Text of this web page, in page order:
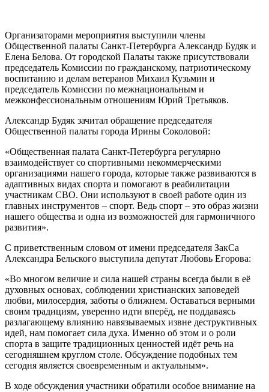
Организаторами мероприятия выступили члены
Общественной палаты Санкт-Петербурга Александр Будяк и
Елена Белова. От городской Палаты также присутствовали
председатель Комиссии по гражданскому, патриотическому
воспитанию и делам ветеранов Михаил Кузьмин и
председатель Комиссии по межнациональным и
межконфессиональным отношениям Юрий Третьяков.
Александр Будяк зачитал обращение председателя
Общественной палаты города Ирины Соколовой:
«Общественная палата Санкт-Петербурга регулярно
взаимодействует со спортивными некоммерческими
организациями нашего города, которые также развиваются в
адаптивных видах спорта и помогают в реабилитации
участникам СВО. Они используют в своей работе один из
главных инструментов – спорт. Ведь спорт – это образ жизни
нашего общества и одна из возможностей для гармоничного
развития».
С приветственным словом от имени председателя ЗакСа
Александра Бельского выступила депутат Любовь Егорова:
«Во многом величие и сила нашей страны всегда были в её
духовных основах, соблюдении христианских заповедей
любви, милосердия, заботы о ближнем. Оставаться верными
своим традициям, уверенно идти вперёд, не поддаваясь
разлагающему влиянию навязываемых извне деструктивных
идей, нам помогает сила духа. Именно об этом и о роли
спорта в защите традиционных ценностей идёт речь на
сегодняшнем круглом столе. Обсуждение подобных тем
сегодня является своевременным и актуальным».
В ходе обсуждения участники обратили особое внимание на